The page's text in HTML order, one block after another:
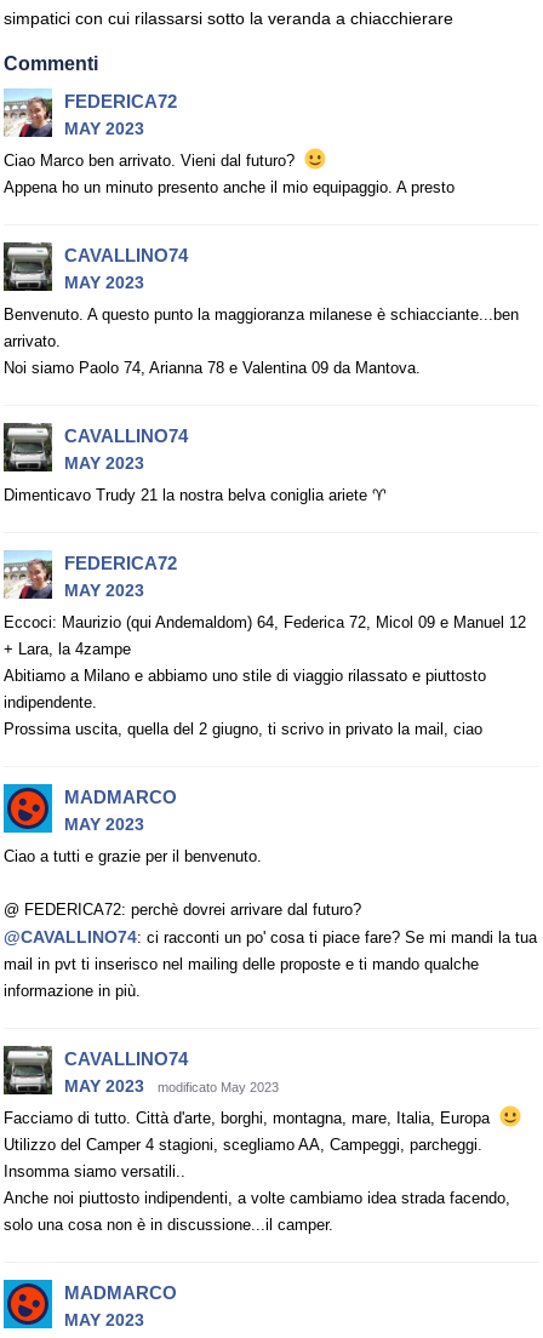
simpatici con cui rilassarsi sotto la veranda a chiacchierare
Commenti
FEDERICA72
MAY 2023
Ciao Marco ben arrivato. Vieni dal futuro?
Appena ho un minuto presento anche il mio equipaggio. A presto
CAVALLINO74
MAY 2023
Benvenuto. A questo punto la maggioranza milanese è schiacciante...ben
arrivato.
Noi siamo Paolo 74, Arianna 78 e Valentina 09 da Mantova.
CAVALLINO74
MAY 2023
Dimenticavo Trudy 21 la nostra belva coniglia ariete ♈
FEDERICA72
MAY 2023
Eccoci: Maurizio (qui Andemaldom) 64, Federica 72, Micol 09 e Manuel 12
+ Lara, la 4zampe
Abitiamo a Milano e abbiamo uno stile di viaggio rilassato e piuttosto
indipendente.
Prossima uscita, quella del 2 giugno, ti scrivo in privato la mail, ciao
MADMARCO
MAY 2023
Ciao a tutti e grazie per il benvenuto.
@ FEDERICA72: perchè dovrei arrivare dal futuro?
@CAVALLINO74: ci racconti un po' cosa ti piace fare? Se mi mandi la tua
mail in pvt ti inserisco nel mailing delle proposte e ti mando qualche
informazione in più.
CAVALLINO74
MAY 2023 modificato May 2023
Facciamo di tutto. Città d'arte, borghi, montagna, mare, Italia, Europa
Utilizzo del Camper 4 stagioni, scegliamo AA, Campeggi, parcheggi.
Insomma siamo versatili..
Anche noi piuttosto indipendenti, a volte cambiamo idea strada facendo,
solo una cosa non è in discussione...il camper.
MADMARCO
MAY 2023